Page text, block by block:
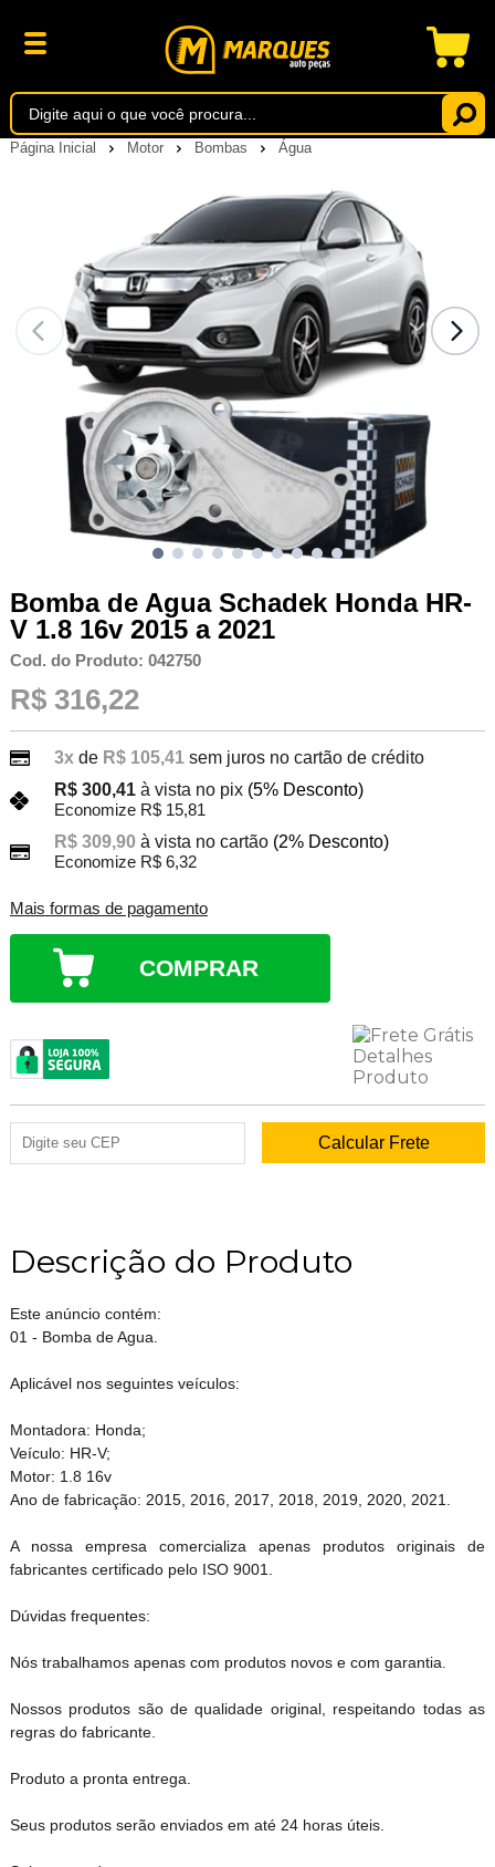
Página Inicial Motor Bombas Água
Bomba de Agua Schadek Honda HR-
V 1.8 16v 2015 a 2021
Cod. do Produto: 042750
R$ 316,22
3xde R$ 105,41 sem juros no cartão de crédito
R$ 300,41 à vista no pix (5% Desconto)
Economize R$ 15,81
R$ 309,90 à vista no cartão (2% Desconto)
Economize R$ 6,32
Mais formas de pagamento
COMPRAR
Descrição do Produto
Este anúncio contém:
01 - Bomba de Agua.
Aplicável nos seguintes veículos:
Montadora: Honda;
Veículo: HR-V;
Motor: 1.8 16v
Ano de fabricação: 2015, 2016, 2017, 2018, 2019, 2020, 2021.
A nossa empresa comercializa apenas produtos originais de
fabricantes certificado pelo ISO 9001.
Dúvidas frequentes:
Nós trabalhamos apenas com produtos novos e com garantia.
Nossos produtos são de qualidade original, respeitando todas as
regras do fabricante.
Produto a pronta entrega.
Seus produtos serão enviados em até 24 horas úteis.